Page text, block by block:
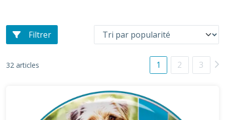
Filtrer
32 articles 1 2 3